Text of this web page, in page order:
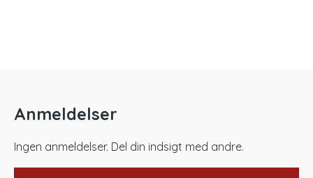
Anmeldelser
Ingen anmeldelser. Del din indsigt med andre.